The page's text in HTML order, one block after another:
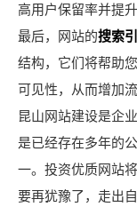
高用户保留率并提
最后，网站的搜索
结构，它们将帮助
可见性，从而增加
昆山网站建设是企
是已经存在多年的
一。投资优质网站
要再犹豫了，走出